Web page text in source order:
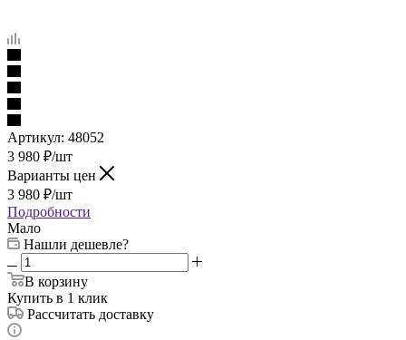
Артикул: 48052
3 980 ₽/шт
Варианты цен
3 980 ₽/шт
Подробности
Мало
Нашли дешевле?
В корзину
Купить в 1 клик
Рассчитать доставку